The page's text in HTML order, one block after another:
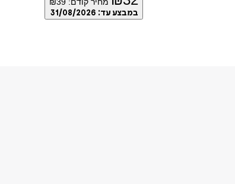
במבצע עד: 31/08/2026